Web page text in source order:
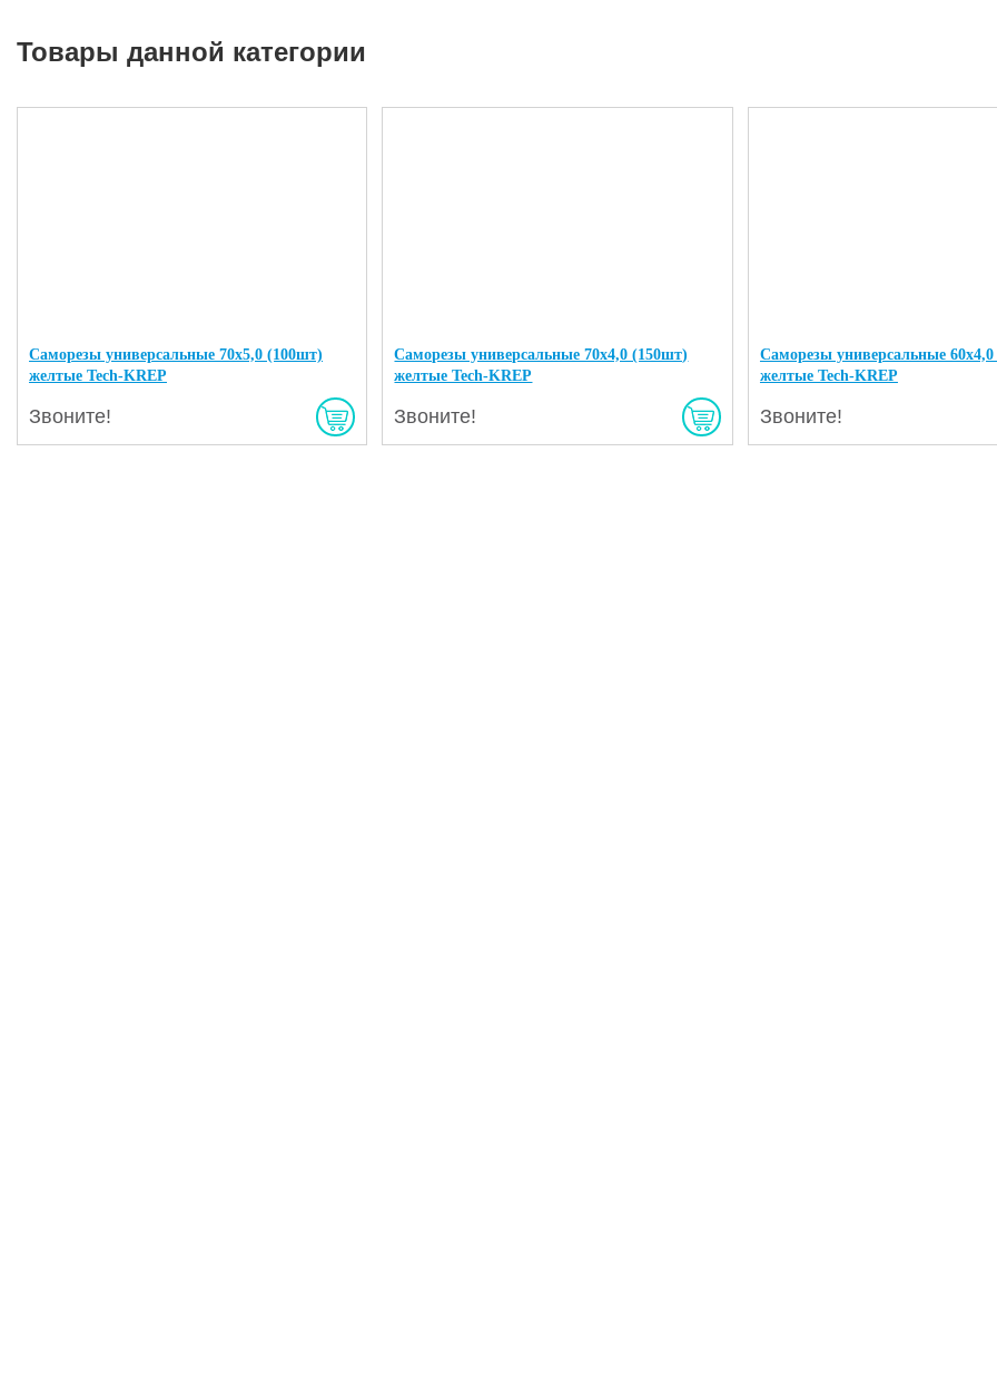
Товары данной категории
Саморезы универсальные 70х5,0 (100шт)
желтые Tech-KREP
Звоните!
Саморезы универсальные 70х4,0 (150шт)
желтые Tech-KREP
Звоните!
Саморезы универсальные
желтые Tech-KREP
Звоните!